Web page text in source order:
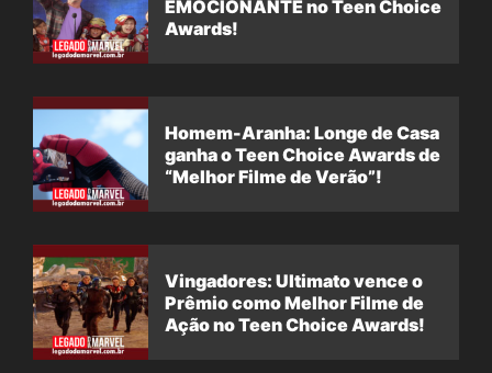
EMOCIONANTE no Teen Choice
Awards!
Homem-Aranha: Longe de Casa
ganha o Teen Choice Awards de
“Melhor Filme de Verão”!
Vingadores: Ultimato vence o
Prêmio como Melhor Filme de
Ação no Teen Choice Awards!